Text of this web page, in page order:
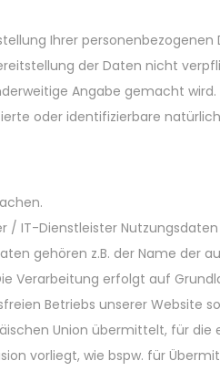
Ihrer
der Daten nicht
Angabe gemacht wird.
oder identifizierbare
IT-Dienstleister
gehören z.B. der Name der
erfolgt auf
Betriebs unserer Website
Union übermittelt, für die
vorliegt, wie bspw. für